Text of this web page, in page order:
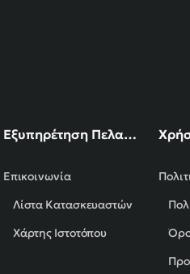
Εξυπηρέτηση Πελατών
Επικοινωνία
Λίστα Κατασκευαστών
Χάρτης Ιστοτόπου